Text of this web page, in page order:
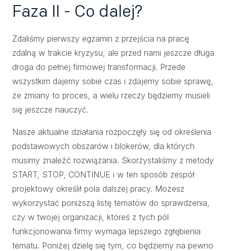
Faza II - Co dalej?
Zdaliśmy pierwszy egzamin z przejścia na pracę
zdalną w trakcie kryzysu, ale przed nami jeszcze długa
droga do pełnej firmowej transformacji. Przede
wszystkim dajemy sobie czas i zdajemy sobie sprawę,
że zmiany to proces, a wielu rzeczy będziemy musieli
się jeszcze nauczyć.
Nasze aktualne działania rozpoczęły się od określenia
podstawowych obszarów i blokerów, dla których
musimy znaleźć rozwiązania. Skorzystaliśmy z metody
START, STOP, CONTINUE i w ten sposób zespół
projektowy określił pola dalszej pracy. Możesz
wykorzystać poniższą listę tematów do sprawdzenia,
czy w twojej organizacji, któreś z tych pól
funkcjonowania firmy wymaga lepszego zgłębienia
tematu. Poniżej dzielę się tym, co będziemy na pewno